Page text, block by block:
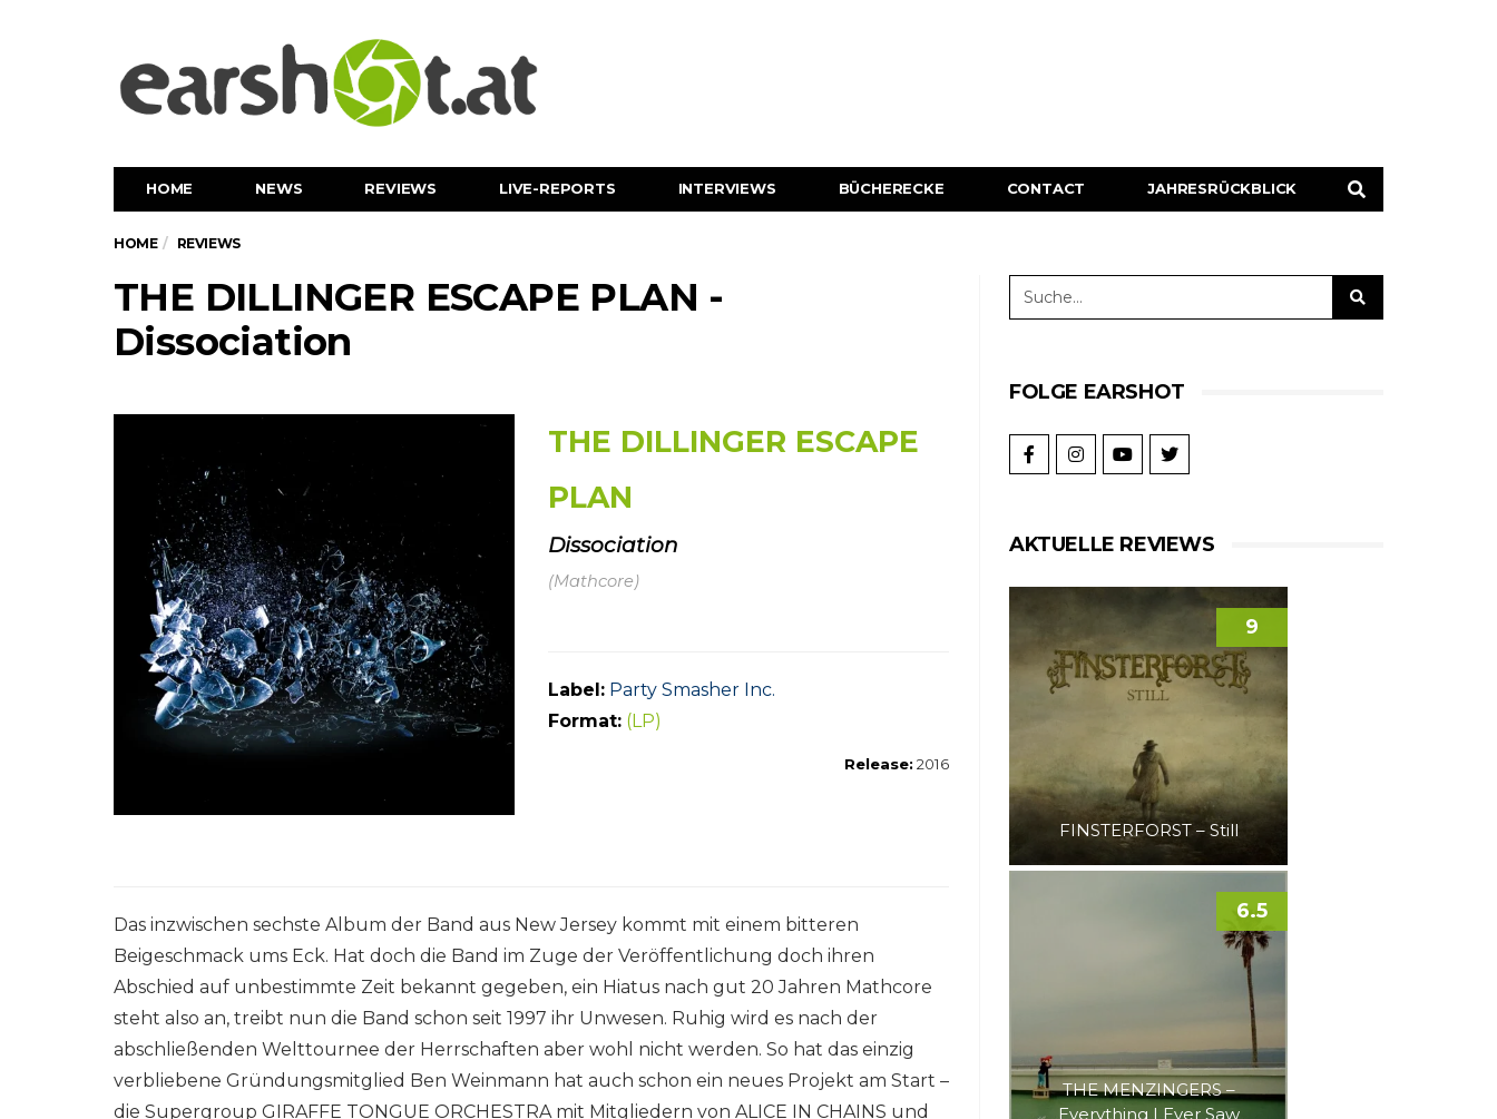
HOME NEWS REVIEWS LIVE-REPORTS INTERVIEWS BÜCHERECKE CONTACT JAHRESRÜCKBLICK
HOME REVIEWS
THE DILLINGER ESCAPE PLAN -
Dissociation
THE DILLINGER ESCAPE
PLAN
Dissociation
(Mathcore)
Label: Party Smasher Inc.
Format: (LP)
Release: 2016
Das inzwischen sechste Album der Band aus New Jersey kommt mit einem bitteren
Beigeschmack ums Eck. Hat doch die Band im Zuge der Veröffentlichung doch ihren
Abschied auf unbestimmte Zeit bekannt gegeben, ein Hiatus nach gut 20 Jahren Mathcore
steht also an, treibt nun die Band schon seit 1997 ihr Unwesen. Ruhig wird es nach der
abschließenden Welttournee der Herrschaften aber wohl nicht werden. So hat das einzig
verbliebene Gründungsmitglied Ben Weinmann hat auch schon ein neues Projekt am Start –
die Supergroup GIRAFFE TONGUE ORCHESTRA mit Mitgliedern von ALICE IN CHAINS und
FOLGE EARSHOT
AKTUELLE REVIEWS
FINSTERFORST – Still
9
THE MENZINGERS –
Everything I Ever Saw
6.5